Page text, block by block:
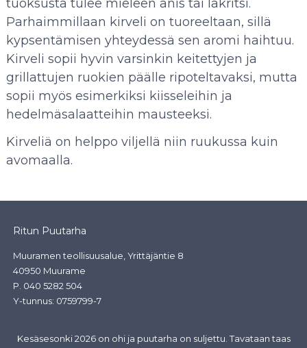
tuoksusta tulee mieleen anis tai lakritsi.
Parhaimmillaan kirveli on tuoreeltaan, sillä
kypsentämisen yhteydessä sen aromi haihtuu.
Kirveli sopii hyvin varsinkin keitettyjen ja
grillattujen ruokien päälle ripoteltavaksi, mutta
sopii myös esimerkiksi kiisseleihin ja
hedelmäsalaatteihin mausteeksi.
Kirveliä on helppo viljellä niin ruukussa kuin
avomaalla.
Ritun Puutarha
Muuramen teollisuusalue, Yrittäjäntie 8
40950 Muurame
P. 040 5282 504
Y-tunnus: 0759799-7
Kesäsesonki 2026 on ohi ja puutarha on suljettu. Tavataan taas